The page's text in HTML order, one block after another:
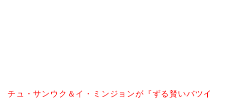
チュ・サンウク＆イ・ミンジョンが『ずる賢いバツイ